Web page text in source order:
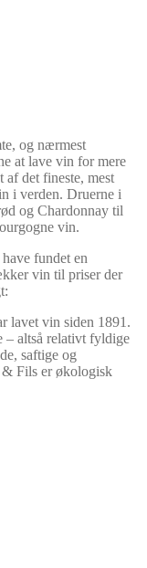
og nærmest
at lave vin for mere
af det fineste, mest
i verden. Druerne i
og Chardonnay til
vin.
fundet en
vin til priser der
lavet vin siden 1891.
– altså relativt fyldige
saftige og
Fils er økologisk